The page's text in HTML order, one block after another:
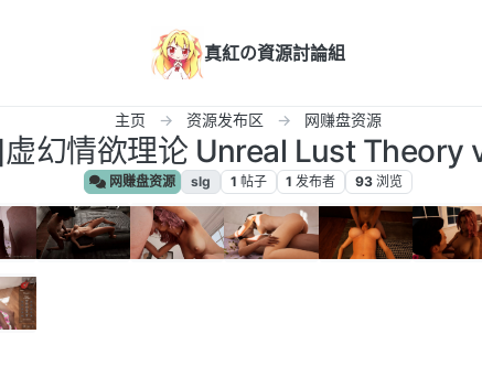
真紅の資源討論組
主页 资源发布区 网赚盘资源
幻情欲理论 Unreal Lust Theory
网赚盘资源 slg 1 帖子 1 发布者 93 浏览